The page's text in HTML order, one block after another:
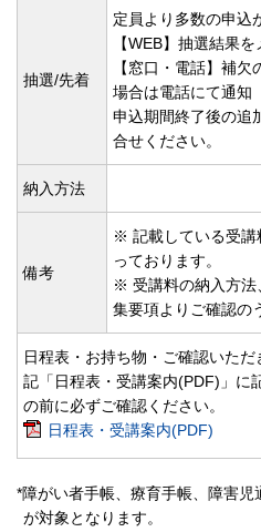
抽選/先着
定員より多数の申込
【WEB】抽選結果
【窓口・電話】補
場合は電話にて通知
申込期間終了後の追
合せください。
納入方法
備考
※ 記載している受講
っております。
※ 受講料の納入方法
集要項よりご確認の
日程表・お持ち物・ご確認いた
記「日程表・受講案内(PDF)」に
の前に必ずご確認ください。
日程表・受講案内(PDF)
*障がい者手帳、療育手帳、障害
が対象となります。